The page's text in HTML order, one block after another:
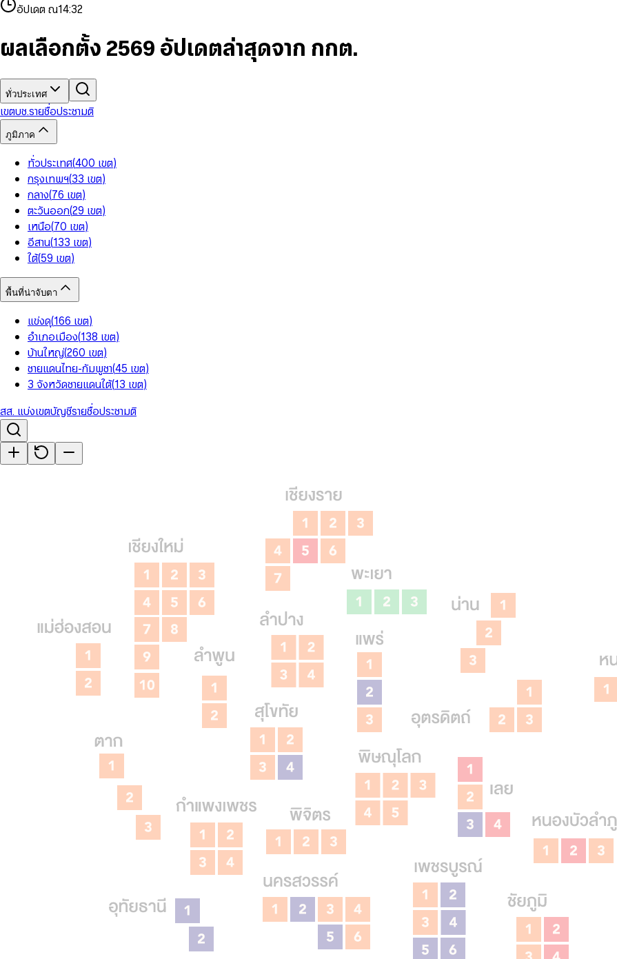
9 9
5
7
8
993
5
6
8
9
84
6
7
9
3
5
6
8
9
7
9
อัปเดต ณ14:32
ผลเลือกตั้ง 2569 อัปเดตล่าสุดจาก กกต.
ทั่วประเทศ
เขตบช.รายชื่อประชามติ
ภูมิภาค
ทั่วประเทศ(400 เขต)
กรุงเทพฯ(33 เขต)
กลาง(76 เขต)
ตะวันออก(29 เขต)
เหนือ(70 เขต)
อีสาน(133 เขต)
ใต้(59 เขต)
พื้นที่น่าจับตา
แข่งดุ(166 เขต)
อำเภอเมือง(138 เขต)
บ้านใหญ่(260 เขต)
ชายแดนไทย-กัมพูชา(45 เขต)
3 จังหวัดชายแดนใต้(13 เขต)
สส. แบ่งเขตบัญชีรายชื่อประชามติ